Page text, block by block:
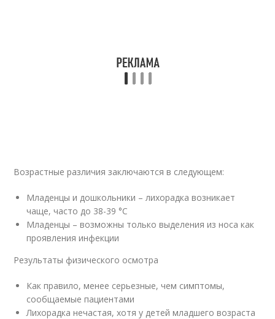
Возрастные различия заключаются в следующем:
Младенцы и дошкольники – лихорадка возникает
чаще, часто до 38-39 °C
Младенцы – возможны только выделения из носа как
проявления инфекции
Результаты физического осмотра
Как правило, менее серьезные, чем симптомы,
сообщаемые пациентами
Лихорадка нечастая, хотя у детей младшего возраста